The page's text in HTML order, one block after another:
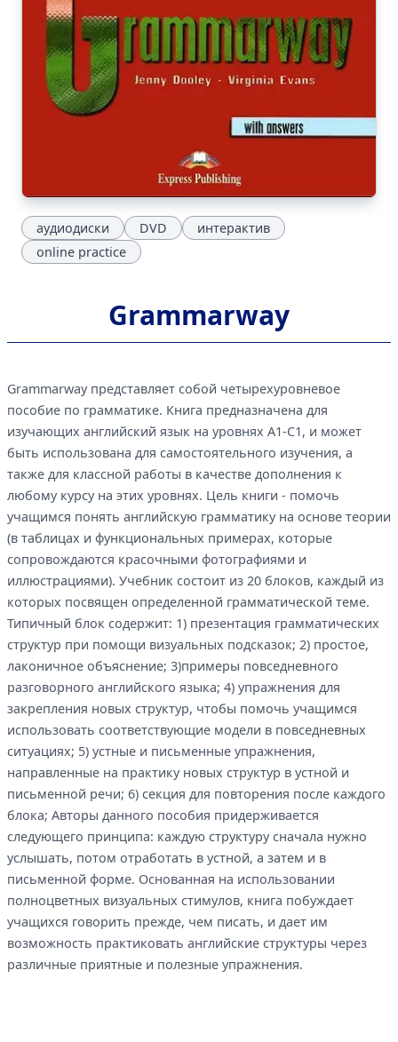
аудиодиски DVD
интерактив
online practice
Grammarway
Grammarway представляет собой четырехуровневое
пособие по грамматике. Книга предназначена для
изучающих английский язык на уровнях А1-С1, и может
быть использована для самостоятельного изучения, а
также для классной работы в качестве дополнения к
любому курсу на этих уровнях. Цель книги - помочь
учащимся понять английскую грамматику на основе теории
(в таблицах и функциональных примерах, которые
сопровождаются красочными фотографиями и
иллюстрациями). Учебник состоит из 20 блоков, каждый из
которых посвящен определенной грамматической теме.
Типичный блок содержит: 1) презентация грамматических
структур при помощи визуальных подсказок; 2) простое,
лаконичное объяснение; 3)примеры повседневного
разговорного английского языка; 4) упражнения для
закрепления новых структур, чтобы помочь учащимся
использовать соответствующие модели в повседневных
ситуациях; 5) устные и письменные упражнения,
направленные на практику новых структур в устной и
письменной речи; 6) секция для повторения после каждого
блока; Авторы данного пособия придерживается
следующего принципа: каждую структуру сначала нужно
услышать, потом отработать в устной, а затем и в
письменной форме. Основанная на использовании
полноцветных визуальных стимулов, книга побуждает
учащихся говорить прежде, чем писать, и дает им
возможность практиковать английские структуры через
различные приятные и полезные упражнения.